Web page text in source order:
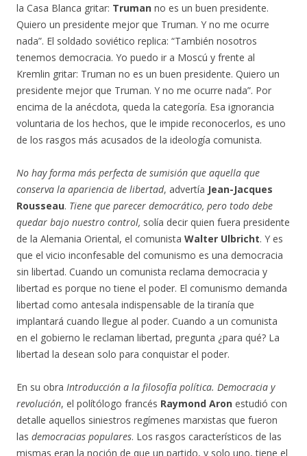
la Casa Blanca gritar: Truman no es un buen presidente.
Quiero un presidente mejor que Truman. Y no me ocurre
nada”. El soldado soviético replica: “También nosotros
tenemos democracia. Yo puedo ir a Moscú y frente al
Kremlin gritar: Truman no es un buen presidente. Quiero un
presidente mejor que Truman. Y no me ocurre nada”. Por
encima de la anécdota, queda la categoría. Esa ignorancia
voluntaria de los hechos, que le impide reconocerlos, es uno
de los rasgos más acusados de la ideología comunista.
No hay forma más perfecta de sumisión que aquella que
conserva la apariencia de libertad, advertía Jean-Jacques
Rousseau. Tiene que parecer democrático, pero todo debe
quedar bajo nuestro control, solía decir quien fuera presidente
de la Alemania Oriental, el comunista Walter Ulbricht. Y es
que el vicio inconfesable del comunismo es una democracia
sin libertad. Cuando un comunista reclama democracia y
libertad es porque no tiene el poder. El comunismo demanda
libertad como antesala indispensable de la tiranía que
implantará cuando llegue al poder. Cuando a un comunista
en el gobierno le reclaman libertad, pregunta ¿para qué? La
libertad la desean solo para conquistar el poder.
En su obra Introducción a la filosofía política. Democracia y
revolución, el polítólogo francés Raymond Aron estudió con
detalle aquellos siniestros regímenes marxistas que fueron
las democracias populares. Los rasgos característicos de las
mismas eran la noción de que un partido, y solo uno, tiene el